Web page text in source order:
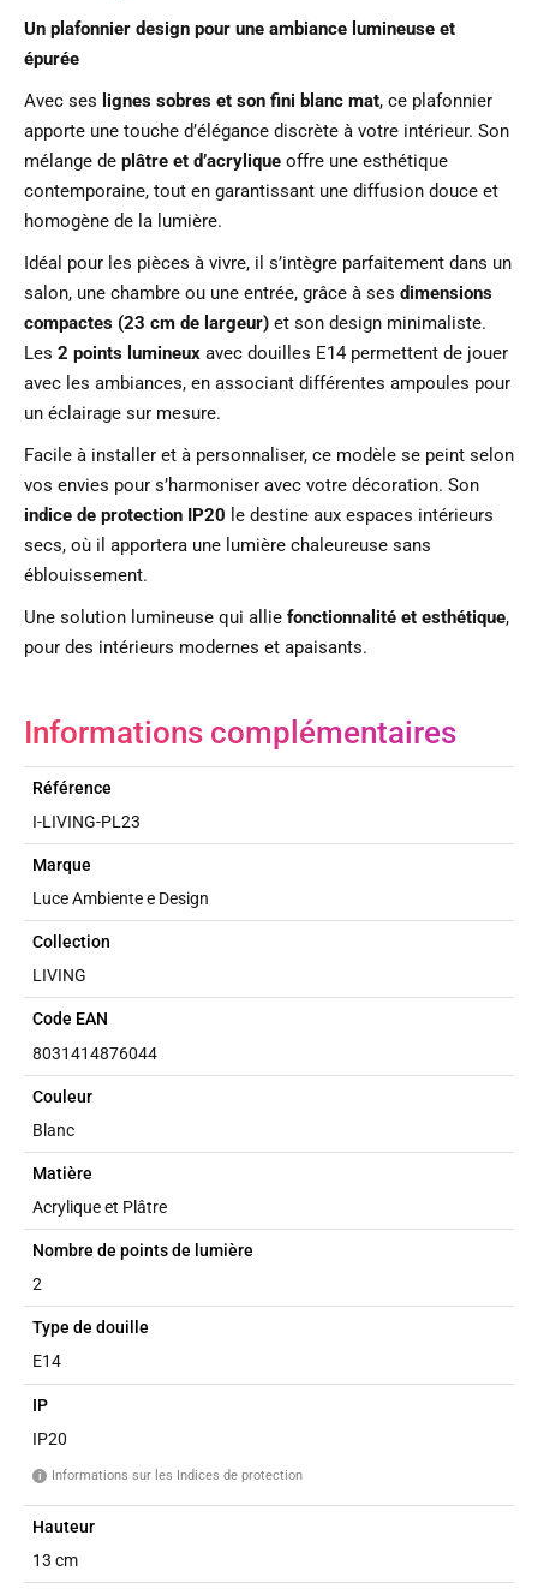
Un plafonnier design pour une ambiance lumineuse et
épurée
Avec ses lignes sobres et son fini blanc mat, ce plafonnier
apporte une touche d’élégance discrète à votre intérieur. Son
mélange de plâtre et d’acrylique offre une esthétique
contemporaine, tout en garantissant une diffusion douce et
homogène de la lumière.
Idéal pour les pièces à vivre, il s’intègre parfaitement dans un
salon, une chambre ou une entrée, grâce à ses dimensions
compactes (23 cm de largeur) et son design minimaliste.
Les 2 points lumineux avec douilles E14 permettent de jouer
avec les ambiances, en associant différentes ampoules pour
un éclairage sur mesure.
Facile à installer et à personnaliser, ce modèle se peint selon
vos envies pour s’harmoniser avec votre décoration. Son
indice de protection IP20 le destine aux espaces intérieurs
secs, où il apportera une lumière chaleureuse sans
éblouissement.
Une solution lumineuse qui allie fonctionnalité et esthétique,
pour des intérieurs modernes et apaisants.
Informations complémentaires
Référence
I-LIVING-PL23
Marque
Luce Ambiente e Design
Collection
LIVING
Code EAN
8031414876044
Couleur
Blanc
Matière
Acrylique et Plâtre
Nombre de points de lumière
2
Type de douille
E14
IP
IP20
i Informations sur les Indices de protection
Hauteur
13 cm